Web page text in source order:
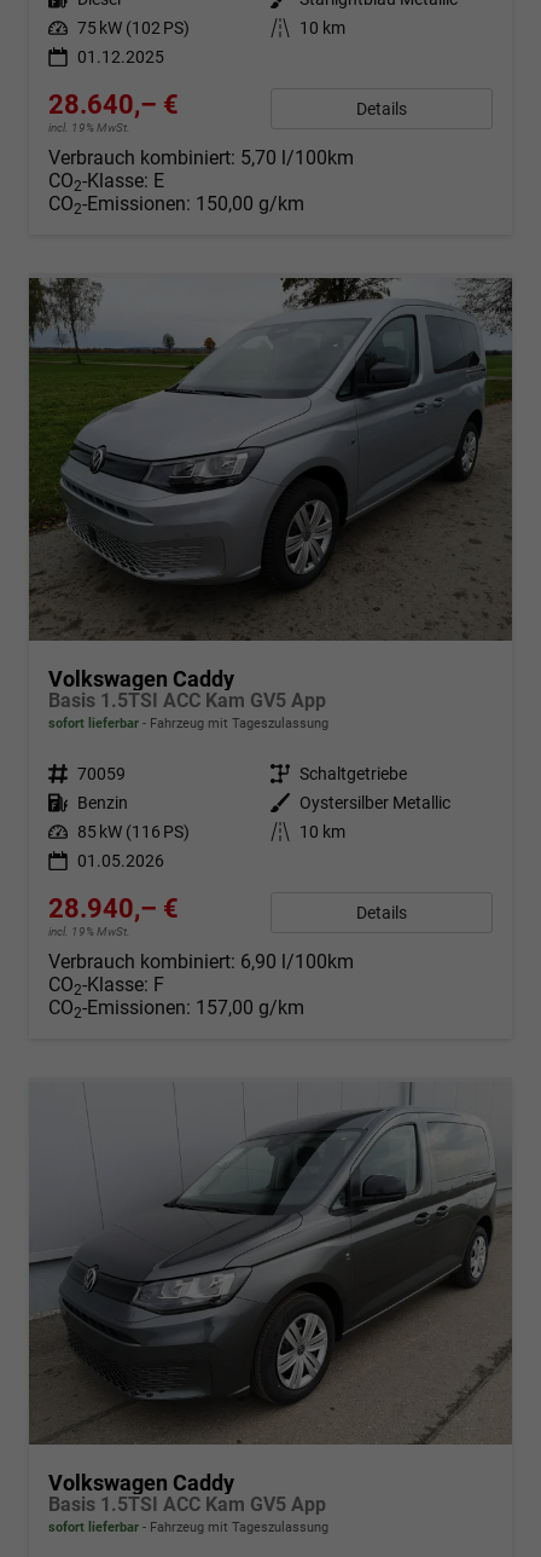
Leistung 75 kW (102 PS) Kilometerstand
10 km
01.12.2025
28.640,– €
incl. 19% MwSt.
Details
Verbrauch kombiniert: 5,70 l/100km
CO2-Klasse: E
CO2-Emissionen: 150,00 g/km
Volkswagen Caddy
Basis 1.5TSI ACC Kam GV5 App
sofort lieferbar Fahrzeug mit Tageszulassung
Fahrzeugnr. 70059 Getriebe Schaltgetriebe
Kraftstoff Benzin Außenfarbe
Oystersilber Metallic
Leistung 85 kW (116 PS) Kilometerstand
10 km
01.05.2026
28.940,– €
incl. 19% MwSt.
Details
Verbrauch kombiniert: 6,90 l/100km
CO2-Klasse: F
CO2-Emissionen: 157,00 g/km
Volkswagen Caddy
Basis 1.5TSI ACC Kam GV5 App
sofort lieferbar Fahrzeug mit Tageszulassung